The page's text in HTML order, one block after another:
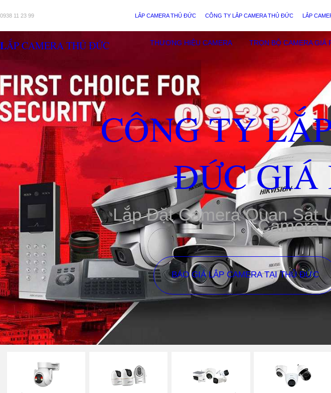
0938 11 23 99 LẮP CAMERA THỦ ĐỨC CÔNG TY LẮP CAMERA THỦ ĐỨC LẮP
LẮP CAMERA THỦ ĐỨC THƯƠNG HIỆU CAMERA TRỌN BỘ CAMERA GIÁ
CÔNG TY
ĐỨC GIÁ
Lắp Đặt Camera Quan Sát
Camera
BÁO GIÁ LẮP CAMERA TẠI THỦ ĐỨC